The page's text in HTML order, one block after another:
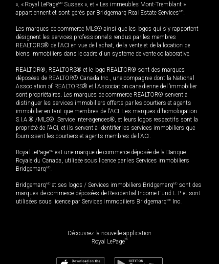
», « Royal LePageMD Sussex », et « Les immeubles Mont-Tremblant »
appartiennent et sont gérés par Bridgemarq Real Estate ServicesMD
Les marques de commerce MLS® ainsi que les logos qui s'y rapportent
désignent les services professionnels rendus par les membres
REALTORS® de l'ACI en vue de l'achat, de la vente et de la location de
biens immobiliers dans le cadre d'un système de vente collaborative.
REALTOR®, REALTORS® et le logo REALTOR® sont des marques
déposées de REALTOR® Canada Inc., une compagnie dont la National
Association of REALTORS® et l'Association canadienne de l’immobilier
sont propriétaires. Les marques de commerce REALTOR® servent à
distinguer les services immobiliers offerts par les courtiers et agents
immobilier en tant que membres de l'ACI. Les marques d'homologation
S.I.A.® /MLS®, Service inter-agences®, et leurs logos respectifs sont la
propriété de l'ACI, et ils servent à identifier les services immobiliers que
fournissent les courtiers et agents membres de l'ACI.
Royal LePageMD est une marque de commerce déposée de la Banque
Royale du Canada, utilisée sous licence par les Services immobiliers
BridgemarqMD
BridgemarqMD et ses logos / Services immobiliers BridgemarqMD sont des
marques de commerce déposées de Residential Income Fund L.P. et sont
utilisées sous licence par Services immobiliers BridgemarqMD Inc.
Découvrez la nouvelle application
Royal LePageMD